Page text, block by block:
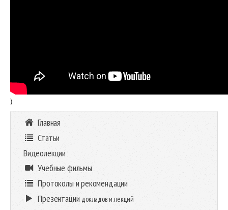
)
Главная
Статьи
Видеолекции
Учебные фильмы
Протоколы и рекомендации
Презентации докладов и лекций